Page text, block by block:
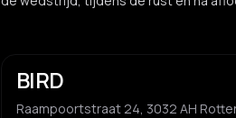
BIRD
Raampoortstraat 24, 3032 AH